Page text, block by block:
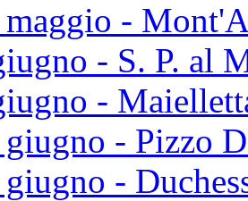
maggio -
- S. P. al
-
giugno - Pizzo
-